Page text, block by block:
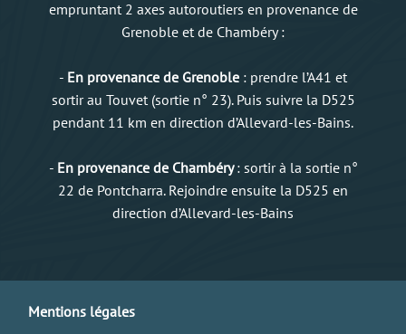
empruntant 2 axes autoroutiers en provenance de
Grenoble et de Chambéry :
- En provenance de Grenoble : prendre l’A41 et
sortir au Touvet (sortie n° 23). Puis suivre la D525
pendant 11 km en direction d’Allevard-les-Bains.
- En provenance de Chambéry: sortir à la sortie n°
22 de Pontcharra. Rejoindre ensuite la D525 en
direction d’Allevard-les-Bains
Mentions légales